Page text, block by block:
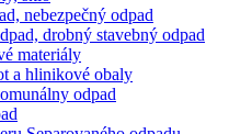
nebezpečný odpad
drobný stavebný odpad
materiály
a hlinikové obaly
odpad